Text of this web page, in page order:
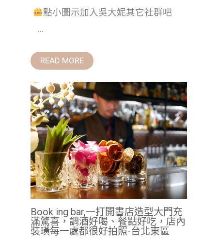
點小圖示加入吳大妮其它社群吧
...
READ MORE
Book ing bar,一打開書店造型大門充
滿驚喜，調酒好喝、餐點好吃，店內
裝璜每一處都很好拍照-台北東區